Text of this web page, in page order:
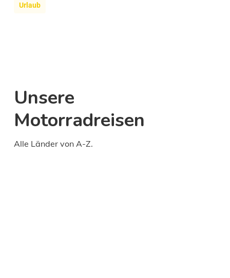
Urlaub
Unsere
Motorradreisen
Alle Länder von A-Z.